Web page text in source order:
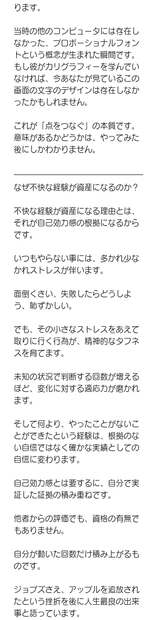
ります。
当時の他のコンピュータには存在し
なかった、プロポーショナルフォン
トという概念が生まれた瞬間です。
もし彼がカリグラフィーを学んでい
なければ、今あなたが見ているこの
画面の文字のデザインは存在しなか
ったかもしれません。
これが「点をつなぐ」の本質です。
意味があるかどうかは、やってみた
後にしかわかりません。
なぜ不快な経験が資産になるのか？
不快な経験が資産になる理由とは、
それが自己効力感の根拠になるから
です。
いつもやらない事には、多かれ少な
かれストレスが伴います。
面倒くさい、失敗したらどうしよ
う、恥ずかしい。
でも、その小さなストレスをあえて
取りに行く行為が、精神的なタフネ
スを育てます。
未知の状況で判断する回数が増える
ほど、変化に対する適応力が磨かれ
ます。
そして何より、やったことがないこ
とができたという経験は、根拠のな
い自信ではなく確かな実績としての
自信に変わります。
自己効力感とは要するに、自分で実
証した証拠の積み重ねです。
他者からの評価でも、資格の有無で
もありません。
自分が動いた回数だけ積み上がるも
のです。
ジョブズさえ、アップルを追放され
たという挫折を後に人生最良の出来
事と語っています。